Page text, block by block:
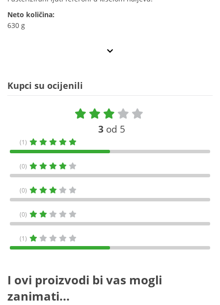
Neto količina:
630 g
Kupci su ocijenili
3 od 5
(1)
(0)
(0)
(0)
(1)
I ovi proizvodi bi vas mogli
zanimati...